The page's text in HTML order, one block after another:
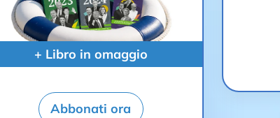
+ Libro in omaggio
Abbonati ora